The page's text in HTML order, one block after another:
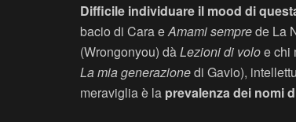
Difficile individuare il mood di
bacio di Cara eAmami semprede La
(Wrongonyou) dàLezioni di voloe chi
La mia generazionedi Gavio),
meraviglia è la prevalenza dei nomi